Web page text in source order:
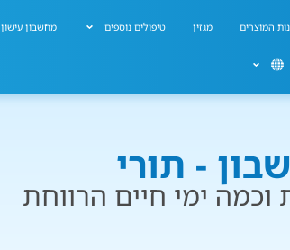
המוצרים מגזין טיפולים נוספים מחשבון עישון
- תורי
ימי חיים הרווחת